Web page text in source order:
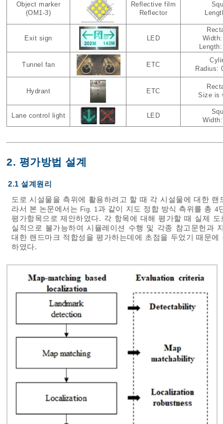
Object marker
(OM1-3)
Reflective film
Reflector
Exit sign LED
Tunnel fan ETC
Radius:
Hydrant ETC
Size is
Lane control light LED
2. 평가방법 설계
2.1 설계원리
도로 시설물을 측위에 활용하려고 할 때 각 시설물에 대한
라서 본 논문에서는 Fig. 1과 같이 지도 정합 방식 측위를 총 4
평가항목으로 제안하였다. 각 항목에 대해 평가할 때 실제
실적으로 불가능하여 시뮬레이션 수행 및 각종 참고문헌과
대한 랜드마크 적합성을 평가하는데에 초점을 두었기 때문
하였다.